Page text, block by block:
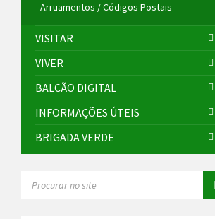
Arruamentos / Códigos Postais
VISITAR
VIVER
BALCÃO DIGITAL
INFORMAÇÕES ÚTEIS
BRIGADA VERDE